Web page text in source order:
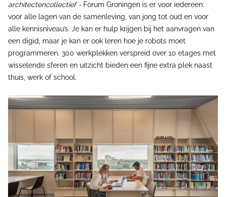
architectencollectief - Forum Groningen is er voor iedereen:
voor alle lagen van de samenleving, van jong tot oud en voor
alle kennisniveau’s. Je kan er hulp krijgen bij het aanvragen van
een digid, maar je kan er ook leren hoe je robots moet
programmeren. 300 werkplekken verspreid over 10 etages met
wisselende sferen en uitzicht bieden een fijne extra plek naast
thuis, werk of school.